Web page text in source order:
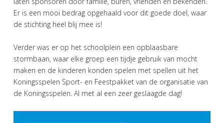
Er is een mooi bedrag opgehaald voor dit goede doel, waar
de stichting heel blij mee is!
Verder was er op het schoolplein een opblaasbare
stormbaan, waar elke groep een tijdje gebruik van mocht
maken en de kinderen konden spelen met spellen uit het
Koningsspelen Sport- en Feestpakket van de organisatie van
de Koningsspelen. Al met al een zeer geslaagde dag!